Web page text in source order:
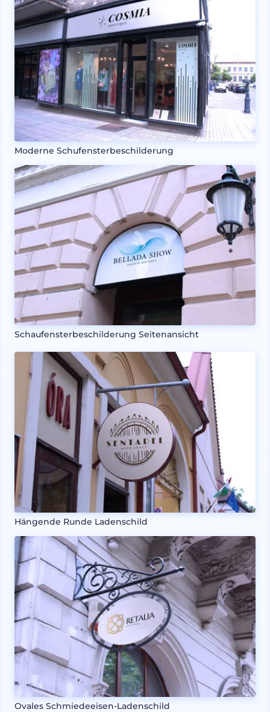
Moderne Schufensterbeschilderung
Schaufensterbeschilderung Seitenansicht
Hängende Runde Ladenschild
Ovales Schmiedeeisen-Ladenschild